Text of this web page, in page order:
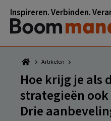
naar
hoofdnavigatie
naar
hoofd
inhoud
naar
eerste
sidebar
naar
voettekst
Inspireren. Verbinden.
Artikelen
Hoe krijg je als
strategieën
Drie